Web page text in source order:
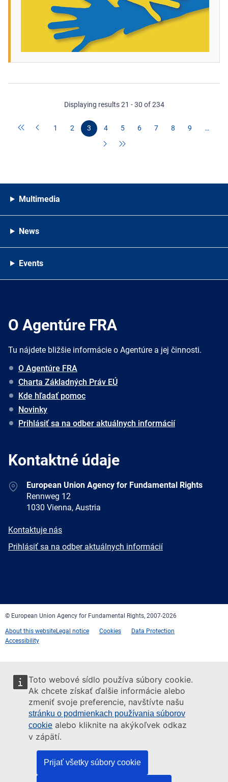
Toto webové sídlo používa súbory cookie.
Ak chcete získať ďalšie informácie alebo
zmeniť svoje preferencie, navštívte našu
stránku o podmienkach používania súborov
cookie alebo kliknite na akýkoľvek odkaz
v zápätí.
Prijať všetky súbory cookie
Displaying results 21 - 30 of 234
1 2 3 4 5 6 7 8 9 …
Multimedia
News
Events
O Agentúre FRA
Tu nájdete bližšie informácie o Agentúre a jej činnosti.
O Agentúre FRA
Charta Základných Práv EÚ
Kde hľadať pomoc
Novinky
Prihlásiť sa na odber aktuálnych informácií
Kontaktné údaje
AddressEuropean Union Agency for Fundamental Rights
Rennweg 12
1030 Vienna, Austria
E-
Kontaktuje nás
Newsletter
Prihlásiť sa na odber aktuálnych informácií
© European Union Agency for Fundamental Rights, 2007-2026
About this websiteLegal notice Cookies
Data Protection
Accessibility